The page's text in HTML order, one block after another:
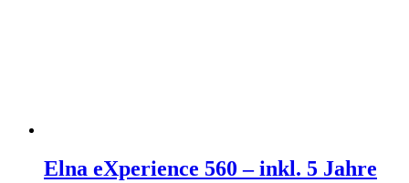
Elna eXperience 560 – inkl. 5 Jahre